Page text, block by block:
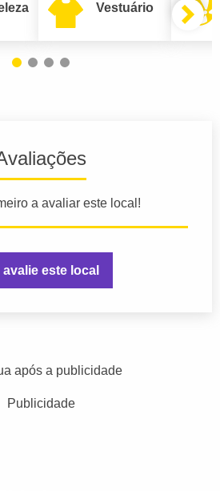
Vestuário
a avaliar este local!
avalie este local
após a publicidade
Publicidade